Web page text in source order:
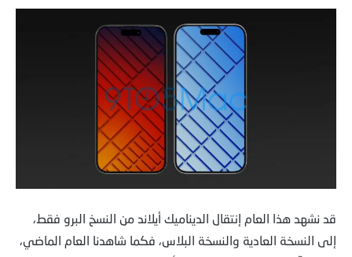
قد نشهد هذا العام إنتقال الديناميك أيلاند من النسخ البرو فقط،
إلى النسخة العادية والنسخة البلاس، فكما شاهدنا العام الماضي،